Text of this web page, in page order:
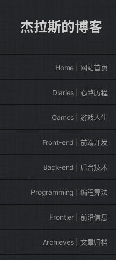
杰拉斯的博客
Home | 网站首页
Diaries | 心路历程
Games | 游戏人生
Front-end | 前端开发
Back-end | 后台技术
Programming | 编程算法
Frontier | 前沿信息
Archieves | 文章归档